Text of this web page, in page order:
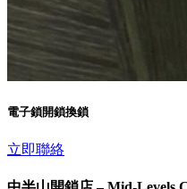
電子鎖開鎖換鎖
立即聯絡